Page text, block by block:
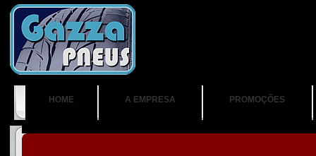
HOME A EMPRESA PROMOÇÕES